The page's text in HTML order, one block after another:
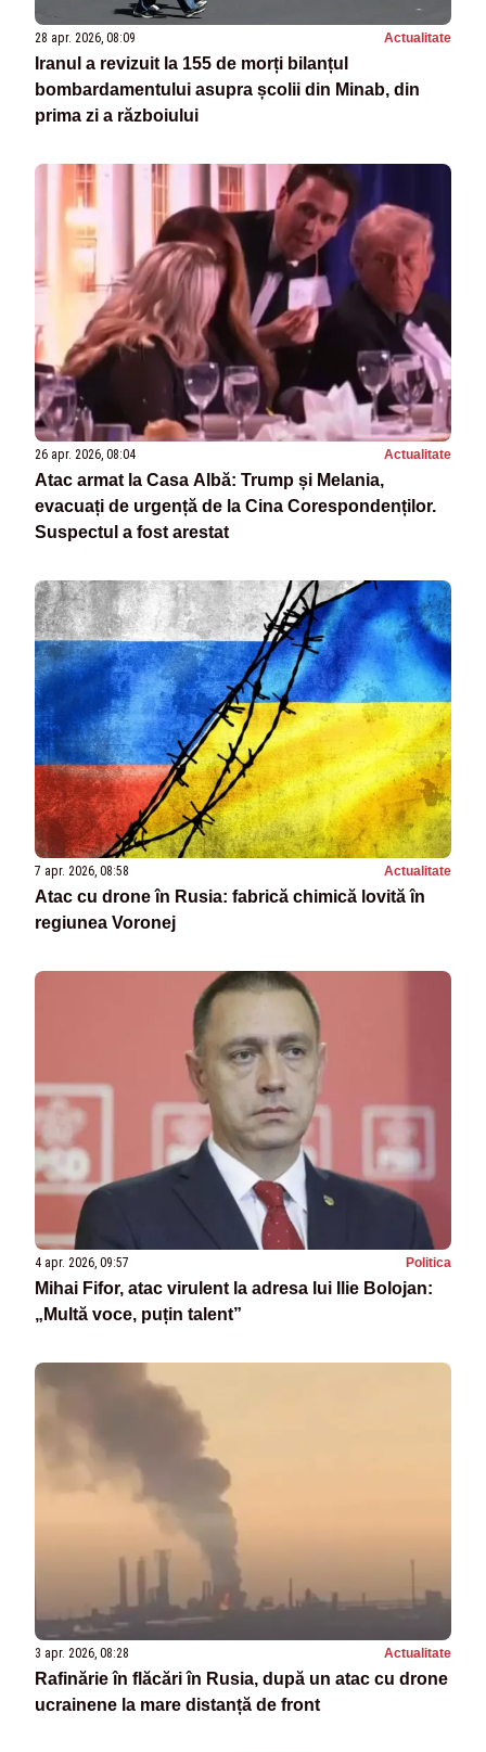
28 apr. 2026, 08:09 Actualitate
Iranul a revizuit la 155 de morți bilanțul
bombardamentului asupra școlii din Minab, din
prima zi a războiului
26 apr. 2026, 08:04 Actualitate
Atac armat la Casa Albă: Trump și Melania,
evacuați de urgență de la Cina Corespondenților.
Suspectul a fost arestat
7 apr. 2026, 08:58 Actualitate
Atac cu drone în Rusia: fabrică chimică lovită în
regiunea Voronej
4 apr. 2026, 09:57 Politica
Mihai Fifor, atac virulent la adresa lui Ilie Bolojan:
„Multă voce, puțin talent”
3 apr. 2026, 08:28 Actualitate
Rafinărie în flăcări în Rusia, după un atac cu drone
ucrainene la mare distanță de front